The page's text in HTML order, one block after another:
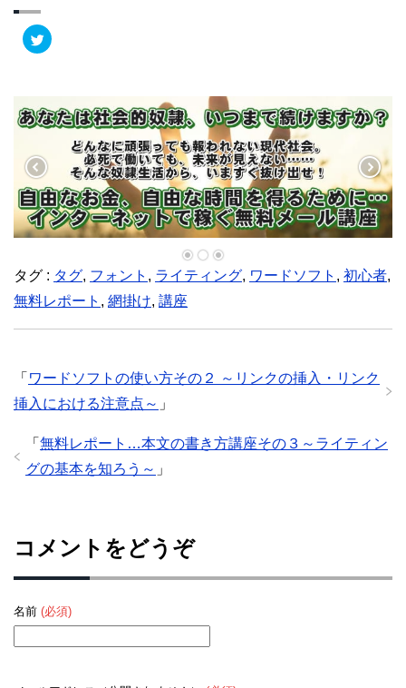
ク
リ
w
i
t
r
で
共
有
(
新
し
い
ン
ド
ウ
で
き
タグ : タグ, フォント , ライティング, ワードソフト , 初心者,
無料レポート , 網掛け, 講座
「 ワードソフトの使い方その２ ～リンクの挿入・リンク
挿入における注意点～ 」
「 無料レポート…本文の書き方講座その３～ライティン
グの基本を知ろう～ 」
コメントをどうぞ
名前 (必須)